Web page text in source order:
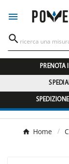


PRENOTA
Home